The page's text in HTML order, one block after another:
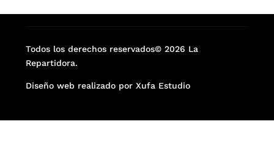
Todos los derechos reservados© 2026 La
Repartidora.
Diseño web realizado por Xufa Estudio